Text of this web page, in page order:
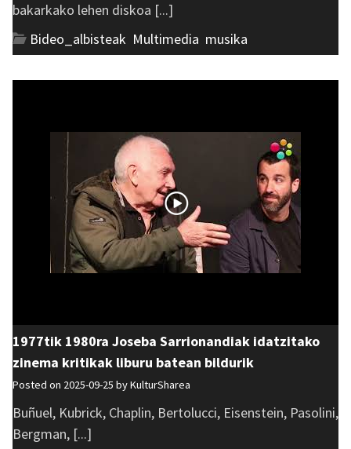
bakarkako lehen diskoa [...]
Bideo_albisteak Multimedia musika
1977tik 1980ra Joseba Sarrionandiak idatzitako
zinema kritikak liburu batean bildurik
Posted on 2025-09-25 byKulturSharea
Buñuel, Kubrick, Chaplin, Bertolucci, Eisenstein, Pasolini,
Bergman, [...]